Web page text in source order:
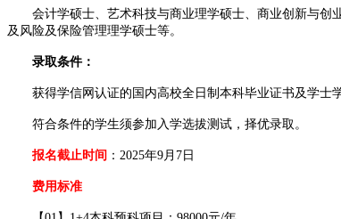
会计学硕士、艺术科技与商业理学硕士、商业创新与创业
及风险及保险管理理学硕士等。
录取条件：
获得学信网认证的国内高校全日制本科毕业证书及学士学
符合条件的学生须参加入学选拔测试，择优录取。
报名截止时间 ：2025年9月7日
费用标准